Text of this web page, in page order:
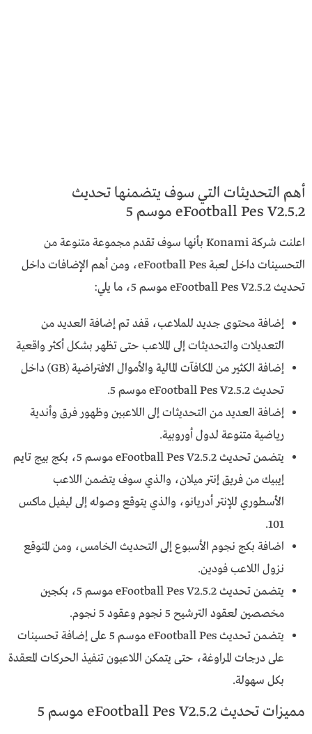
أهم التحديثات التي سوف يتضمنها تحديث
eFootball Pes V2.5.2 موسم 5
اعلنت شركة Konami بأنها سوف تقدم مجموعة متنوعة من
التحسينات داخل لعبة eFootball Pes، ومن أهم الإضافات داخل
تحديث eFootball Pes V2.5.2 موسم 5، ما يلي:
إضافة محتوى جديد للملاعب، قفد تم إضافة العديد من
التعديلات والتحديثات إلى الملاعب حتى تظهر بشكل أكثر واقعية
إضافة الكثير من المكافآت المالية والأموال الافتراضية (GB) داخل
تحديث eFootball Pes V2.5.2 موسم 5.
إضافة العديد من التحديثات إلى اللاعبين وظهور فرق وأندية
رياضية متنوعة لدول أوروبية.
يتضمن تحديث eFootball Pes V2.5.2 موسم 5، بكج بيج تايم
إيبيك من فريق إنتر ميلان، والذي سوف يتضمن اللاعب
الأسطوري للإنتر أدريانو، والذي يتوقع وصوله إلى ليفيل ماكس
101.
اضافة بكج نجوم الأسبوع إلى التحديث الخامس، ومن المتوقع
نزول اللاعب فودين.
يتضمن تحديث eFootball Pes V2.5.2 موسم 5، بكجين
مخصصين لعقود الترشيح 5 نجوم وعقود 5 نجوم.
يتضمن تحديث eFootball Pes موسم 5 على إضافة تحسينات
على درجات المراوغة، حتى يتمكن اللاعبون تنفيذ الحركات المعقدة
بكل سهولة.
مميزات تحديث eFootball Pes V2.5.2 موسم 5